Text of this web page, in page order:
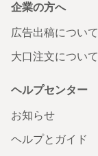
企業の方へ
広告出稿について
大口注文について
ヘルプセンター
お知らせ
ヘルプとガイド